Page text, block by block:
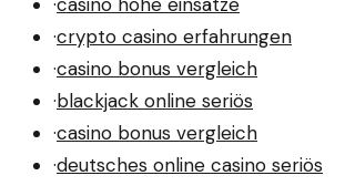
·crypto casino erfahrungen
·casino bonus vergleich
·blackjack online seriös
·casino bonus vergleich
·deutsches online casino seriös